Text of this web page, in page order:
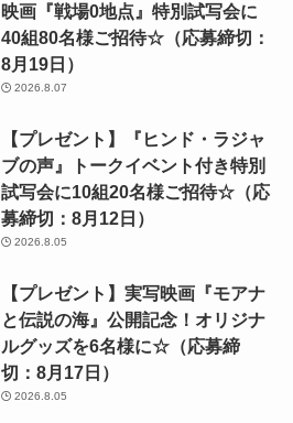
映画『戦場0地点』特別試写会に
40組80名様ご招待☆（応募締切：
8月19日）
2026.8.07
【プレゼント】『ヒンド・ラジャ
ブの声』トークイベント付き特別
試写会に10組20名様ご招待☆（応
募締切：8月12日）
2026.8.05
【プレゼント】実写映画『モアナ
と伝説の海』公開記念！オリジナ
ルグッズを6名様に☆（応募締
切：8月17日）
2026.8.05